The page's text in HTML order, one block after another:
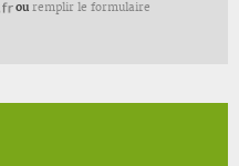
ou remplir le formulaire